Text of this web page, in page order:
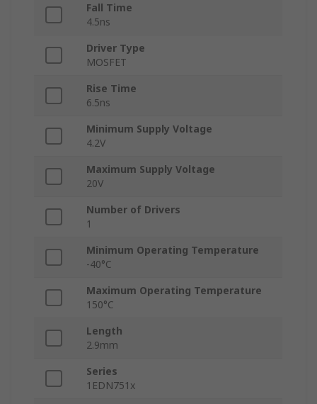
Fall Time
4.5ns
Driver Type
MOSFET
Rise Time
6.5ns
Minimum Supply Voltage
4.2V
Maximum Supply Voltage
20V
Number of Drivers
1
Minimum Operating Temperature
-40°C
Maximum Operating Temperature
150°C
Length
2.9mm
Series
1EDN751x